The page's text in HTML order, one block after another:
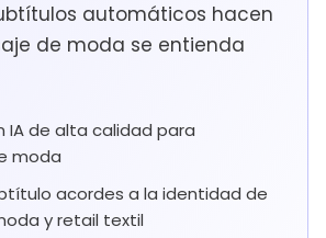
automáticos hacen
de moda se entienda
IA de alta calidad para
moda
acordes a la identidad de
y retail textil